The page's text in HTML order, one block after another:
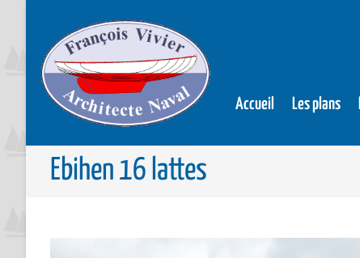
Accueil Les plans
Ebihen 16 lattes